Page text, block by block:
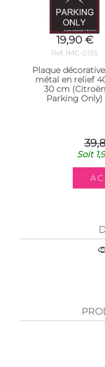
19,90 €
Ref. IMC-0135
Plaque
métal en relief
30 cm (Citroën
Parking Only)
Soit